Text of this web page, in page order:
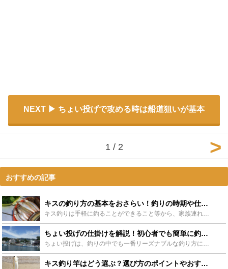
NEXT ちょい投げで攻める時は船道狙いが基本
1 / 2
おすすめの記事
キスの釣り方の基本をおさらい！釣りの時期や仕掛けについてもご紹介！ - Leisurego(レジャーゴー)
キス釣りは手軽に釣ることができること等から、家族連れの方にも楽しまれている釣り方です。時期を選べばたくさんのキスを釣ることもできます。この記事ではそんなキス釣りの釣り方、時期や時間帯、仕掛け、タック...
ちょい投げの仕掛けを解説！初心者でも簡単に釣れるおすすめアイテム9選も！ - Leisurego(レジャーゴー)
ちょい投げは、釣りの中でも一番リーズナブルな釣り方になります。使用する道具も重いものは使わずに軽い道具を使用するので、女性や子どもも、ちょい投げさえ覚えられれば簡単に釣りを始める事ができます。ちょい...
キス釣り竿はどう選ぶ？選び方のポイントやおすすめををご紹介します！ - Leisurego(レジャーゴー)